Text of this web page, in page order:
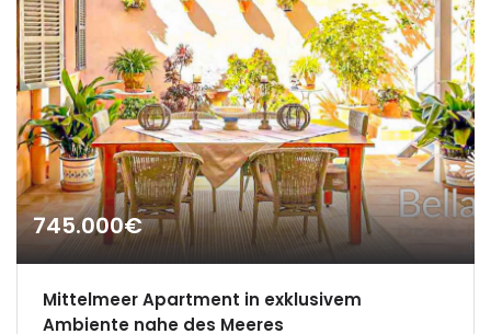
745.000€
Mittelmeer Apartment in exklusivem
Ambiente nahe des Meeres